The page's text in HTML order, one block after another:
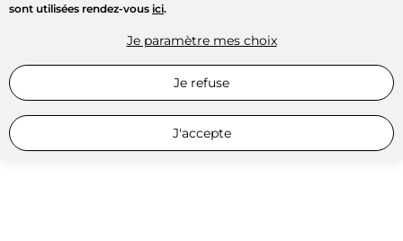
sont utilisées rendez-vous ici.
Je paramètre mes choix
Je refuse
J'accepte